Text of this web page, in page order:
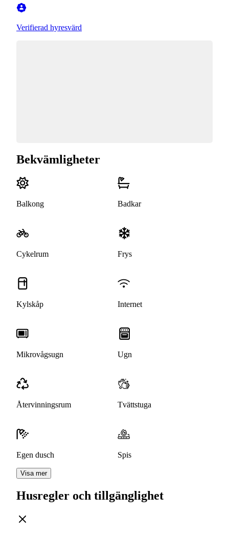
Verifierad hyresvärd
Bekvämligheter
Balkong Badkar
Cykelrum Frys
Kylskåp Internet
Mikrovågsugn Ugn
Återvinningsrum Tvättstuga
Egen dusch Spis
Visa mer
Husregler och tillgänglighet